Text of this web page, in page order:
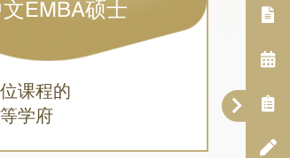
文EMBA硕士
课程的
学府